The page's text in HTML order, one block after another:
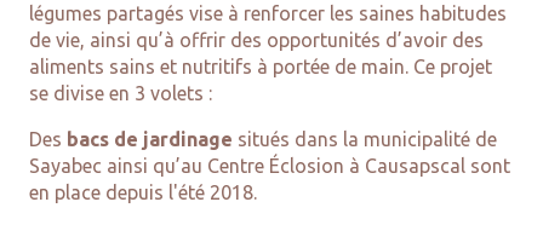
légumes partagés vise à renforcer les saines habitudes
de vie, ainsi qu’à offrir des opportunités d’avoir des
aliments sains et nutritifs à portée de main. Ce projet
se divise en 3 volets :
Des bacs de jardinage situés dans la municipalité de
Sayabec ainsi qu’au Centre Éclosion à Causapscal sont
en place depuis l'été 2018.